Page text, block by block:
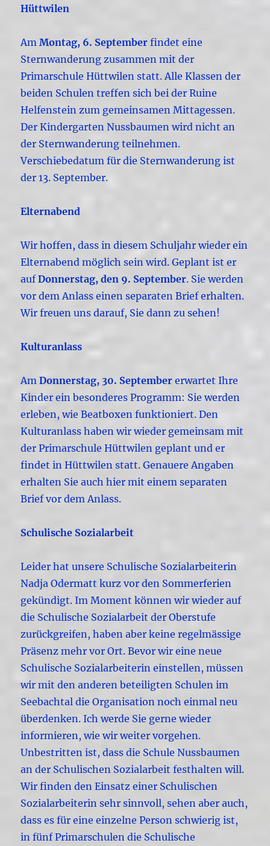
Hüttwilen
AmMontag, 6. September findet eine
Sternwanderung zusammen mit der
Primarschule Hüttwilen statt. Alle Klassen der
beiden Schulen treffen sich bei der Ruine
Helfenstein zum gemeinsamen Mittagessen.
Der Kindergarten Nussbaumen wird nicht an
der Sternwanderung teilnehmen.
Verschiebedatum für die Sternwanderung ist
der 13. September.
Elternabend
Wir hoffen, dass in diesem Schuljahr wieder ein
Elternabend möglich sein wird. Geplant ist er
aufDonnerstag, den 9. September. Sie werden
vor dem Anlass einen separaten Brief erhalten.
Wir freuen uns darauf, Sie dann zu sehen!
Kulturanlass
AmDonnerstag, 30. September erwartet Ihre
Kinder ein besonderes Programm: Sie werden
erleben, wie Beatboxen funktioniert. Den
Kulturanlass haben wir wieder gemeinsam mit
der Primarschule Hüttwilen geplant und er
findet in Hüttwilen statt. Genauere Angaben
erhalten Sie auch hier mit einem separaten
Brief vor dem Anlass.
Schulische Sozialarbeit
Leider hat unsere Schulische Sozialarbeiterin
Nadja Odermatt kurz vor den Sommerferien
gekündigt. Im Moment können wir wieder auf
die Schulische Sozialarbeit der Oberstufe
zurückgreifen, haben aber keine regelmässige
Präsenz mehr vor Ort. Bevor wir eine neue
Schulische Sozialarbeiterin einstellen, müssen
wir mit den anderen beteiligten Schulen im
Seebachtal die Organisation noch einmal neu
überdenken. Ich werde Sie gerne wieder
informieren, wie wir weiter vorgehen.
Unbestritten ist, dass die Schule Nussbaumen
an der Schulischen Sozialarbeit festhalten will.
Wir finden den Einsatz einer Schulischen
Sozialarbeiterin sehr sinnvoll, sehen aber auch,
dass es für eine einzelne Person schwierig ist,
in fünf Primarschulen die Schulische